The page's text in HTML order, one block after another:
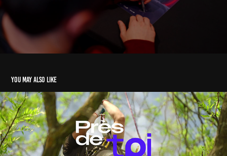
You may also like
PRÈS DE TOI